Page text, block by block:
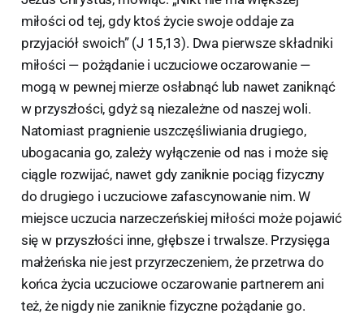
miłości od tej, gdy ktoś życie swoje oddaje za
przyjaciół swoich” (J 15,13). Dwa pierwsze składniki
miłości — pożądanie i uczuciowe oczarowanie —
mogą w pewnej mierze osłabnąć lub nawet zaniknąć
w przyszłości, gdyż są niezależne od naszej woli.
Natomiast pragnienie uszczęśliwiania drugiego,
ubogacania go, zależy wyłączenie od nas i może się
ciągle rozwijać, nawet gdy zaniknie pociąg fizyczny
do drugiego i uczuciowe zafascynowanie nim. W
miejsce uczucia narzeczeńskiej miłości może pojawić
się w przyszłości inne, głębsze i trwalsze. Przysięga
małżeńska nie jest przyrzeczeniem, że przetrwa do
końca życia uczuciowe oczarowanie partnerem ani
też, że nigdy nie zaniknie fizyczne pożądanie go.